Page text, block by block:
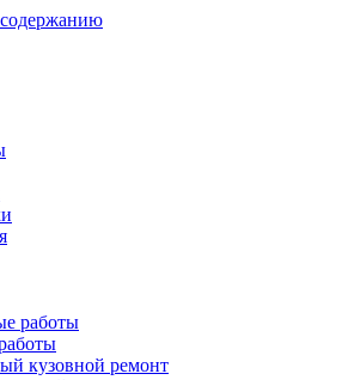
работы
кузовной ремонт